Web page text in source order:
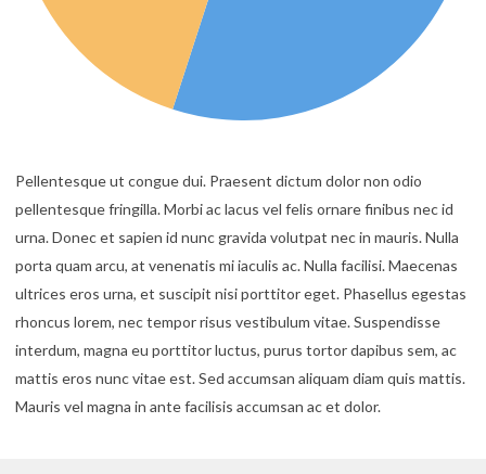
Pellentesque ut congue dui. Praesent dictum dolor non odio
pellentesque fringilla. Morbi ac lacus vel felis ornare finibus nec id
urna. Donec et sapien id nunc gravida volutpat nec in mauris. Nulla
porta quam arcu, at venenatis mi iaculis ac. Nulla facilisi. Maecenas
ultrices eros urna, et suscipit nisi porttitor eget. Phasellus egestas
rhoncus lorem, nec tempor risus vestibulum vitae. Suspendisse
interdum, magna eu porttitor luctus, purus tortor dapibus sem, ac
mattis eros nunc vitae est. Sed accumsan aliquam diam quis mattis.
Mauris vel magna in ante facilisis accumsan ac et dolor.